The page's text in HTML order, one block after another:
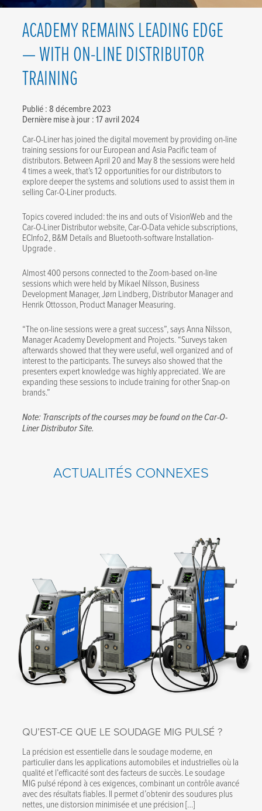
ACADEMY REMAINS LEADING EDGE
— WITH ON-LINE DISTRIBUTOR
TRAINING
Publié : 8 décembre 2023
Dernière mise à jour : 17 avril 2024
Car-O-Liner has joined the digital movement by providing on-line
training sessions for our European and Asia Pacific team of
distributors. Between April 20 and May 8 the sessions were held
4 times a week, that’s 12 opportunities for our distributors to
explore deeper the systems and solutions used to assist them in
selling Car-O-Liner products.
Topics covered included: the ins and outs of VisionWeb and the
Car-O-Liner Distributor website, Car-O-Data vehicle subscriptions,
ECInfo2, B&M Details and Bluetooth-software Installation-
Upgrade .
Almost 400 persons connected to the Zoom-based on-line
sessions which were held by Mikael Nilsson, Business
Development Manager, Jørn Lindberg, Distributor Manager and
Henrik Ottosson, Product Manager Measuring.
“The on-line sessions were a great success”, says Anna Nilsson,
Manager Academy Development and Projects. “Surveys taken
afterwards showed that they were useful, well organized and of
interest to the participants. The surveys also showed that the
presenters expert knowledge was highly appreciated. We are
expanding these sessions to include training for other Snap-on
brands.”
Note: Transcripts of the courses may be found on the Car-O-
Liner Distributor Site.
ACTUALITÉS CONNEXES
QU’EST-CE QUE LE SOUDAGE MIG PULSÉ ?
La précision est essentielle dans le soudage moderne, en
particulier dans les applications automobiles et industrielles où la
qualité et l’efficacité sont des facteurs de succès. Le soudage
MIG pulsé répond à ces exigences, combinant un contrôle avancé
avec des résultats fiables. Il permet d’obtenir des soudures plus
nettes, une distorsion minimisée et une précision […]